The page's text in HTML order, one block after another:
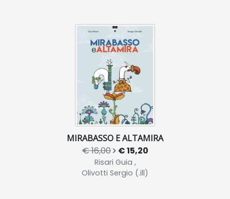
MIRABASSO E ALTAMIRA
€ 16,00 € 15,20
Risari Guia ,
Olivotti Sergio (.ill)